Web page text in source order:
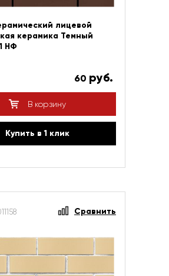
лицевой
керамика Темный
НФ
60 руб.
В корзину
Купить в 1 клик
Сравнить